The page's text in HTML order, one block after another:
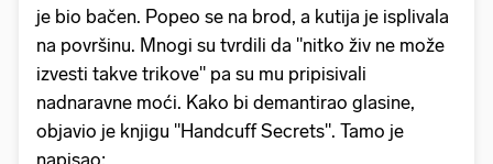
je bio bačen. Popeo se na brod, a kutija je isplivala
na površinu. Mnogi su tvrdili da "nitko živ ne može
izvesti takve trikove" pa su mu pripisivali
nadnaravne moći. Kako bi demantirao glasine,
objavio je knjigu "Handcuff Secrets". Tamo je
napisao: